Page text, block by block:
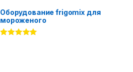
Оборудование frigomix для
мороженого